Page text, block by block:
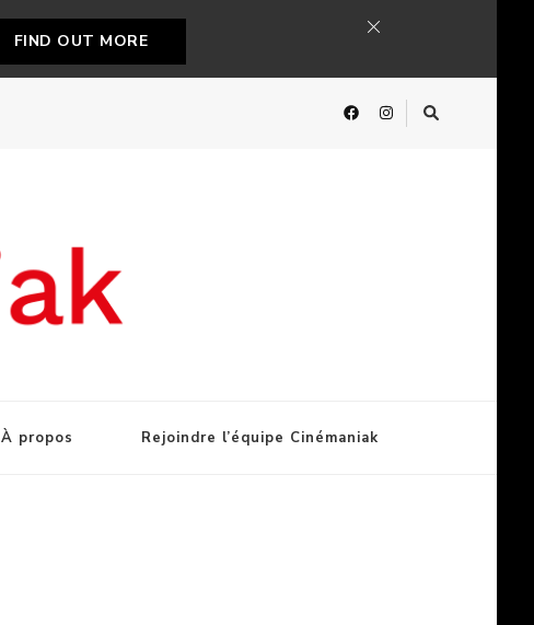
FIND OUT MORE
À propos Rejoindre l’équipe Cinémaniak